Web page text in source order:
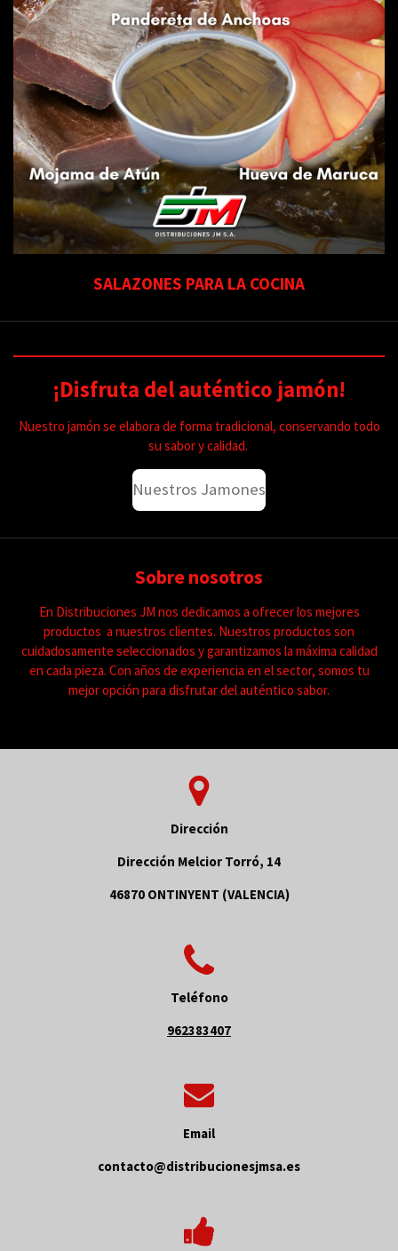
SALAZONES PARA LA COCINA
¡Disfruta del auténtico jamón!
Nuestro jamón se elabora de forma tradicional, conservando todo
su sabor y calidad.
Nuestros Jamones
Sobre nosotros
En Distribuciones JM nos dedicamos a ofrecer los mejores
productos a nuestros clientes. Nuestros productos son
cuidadosamente seleccionados y garantizamos la máxima calidad
en cada pieza. Con años de experiencia en el sector, somos tu
mejor opción para disfrutar del auténtico sabor.
Dirección
Dirección Melcior Torró, 14
46870 ONTINYENT (VALENCIA)
Teléfono
962383407
Email
contacto@distribucionesjmsa.es